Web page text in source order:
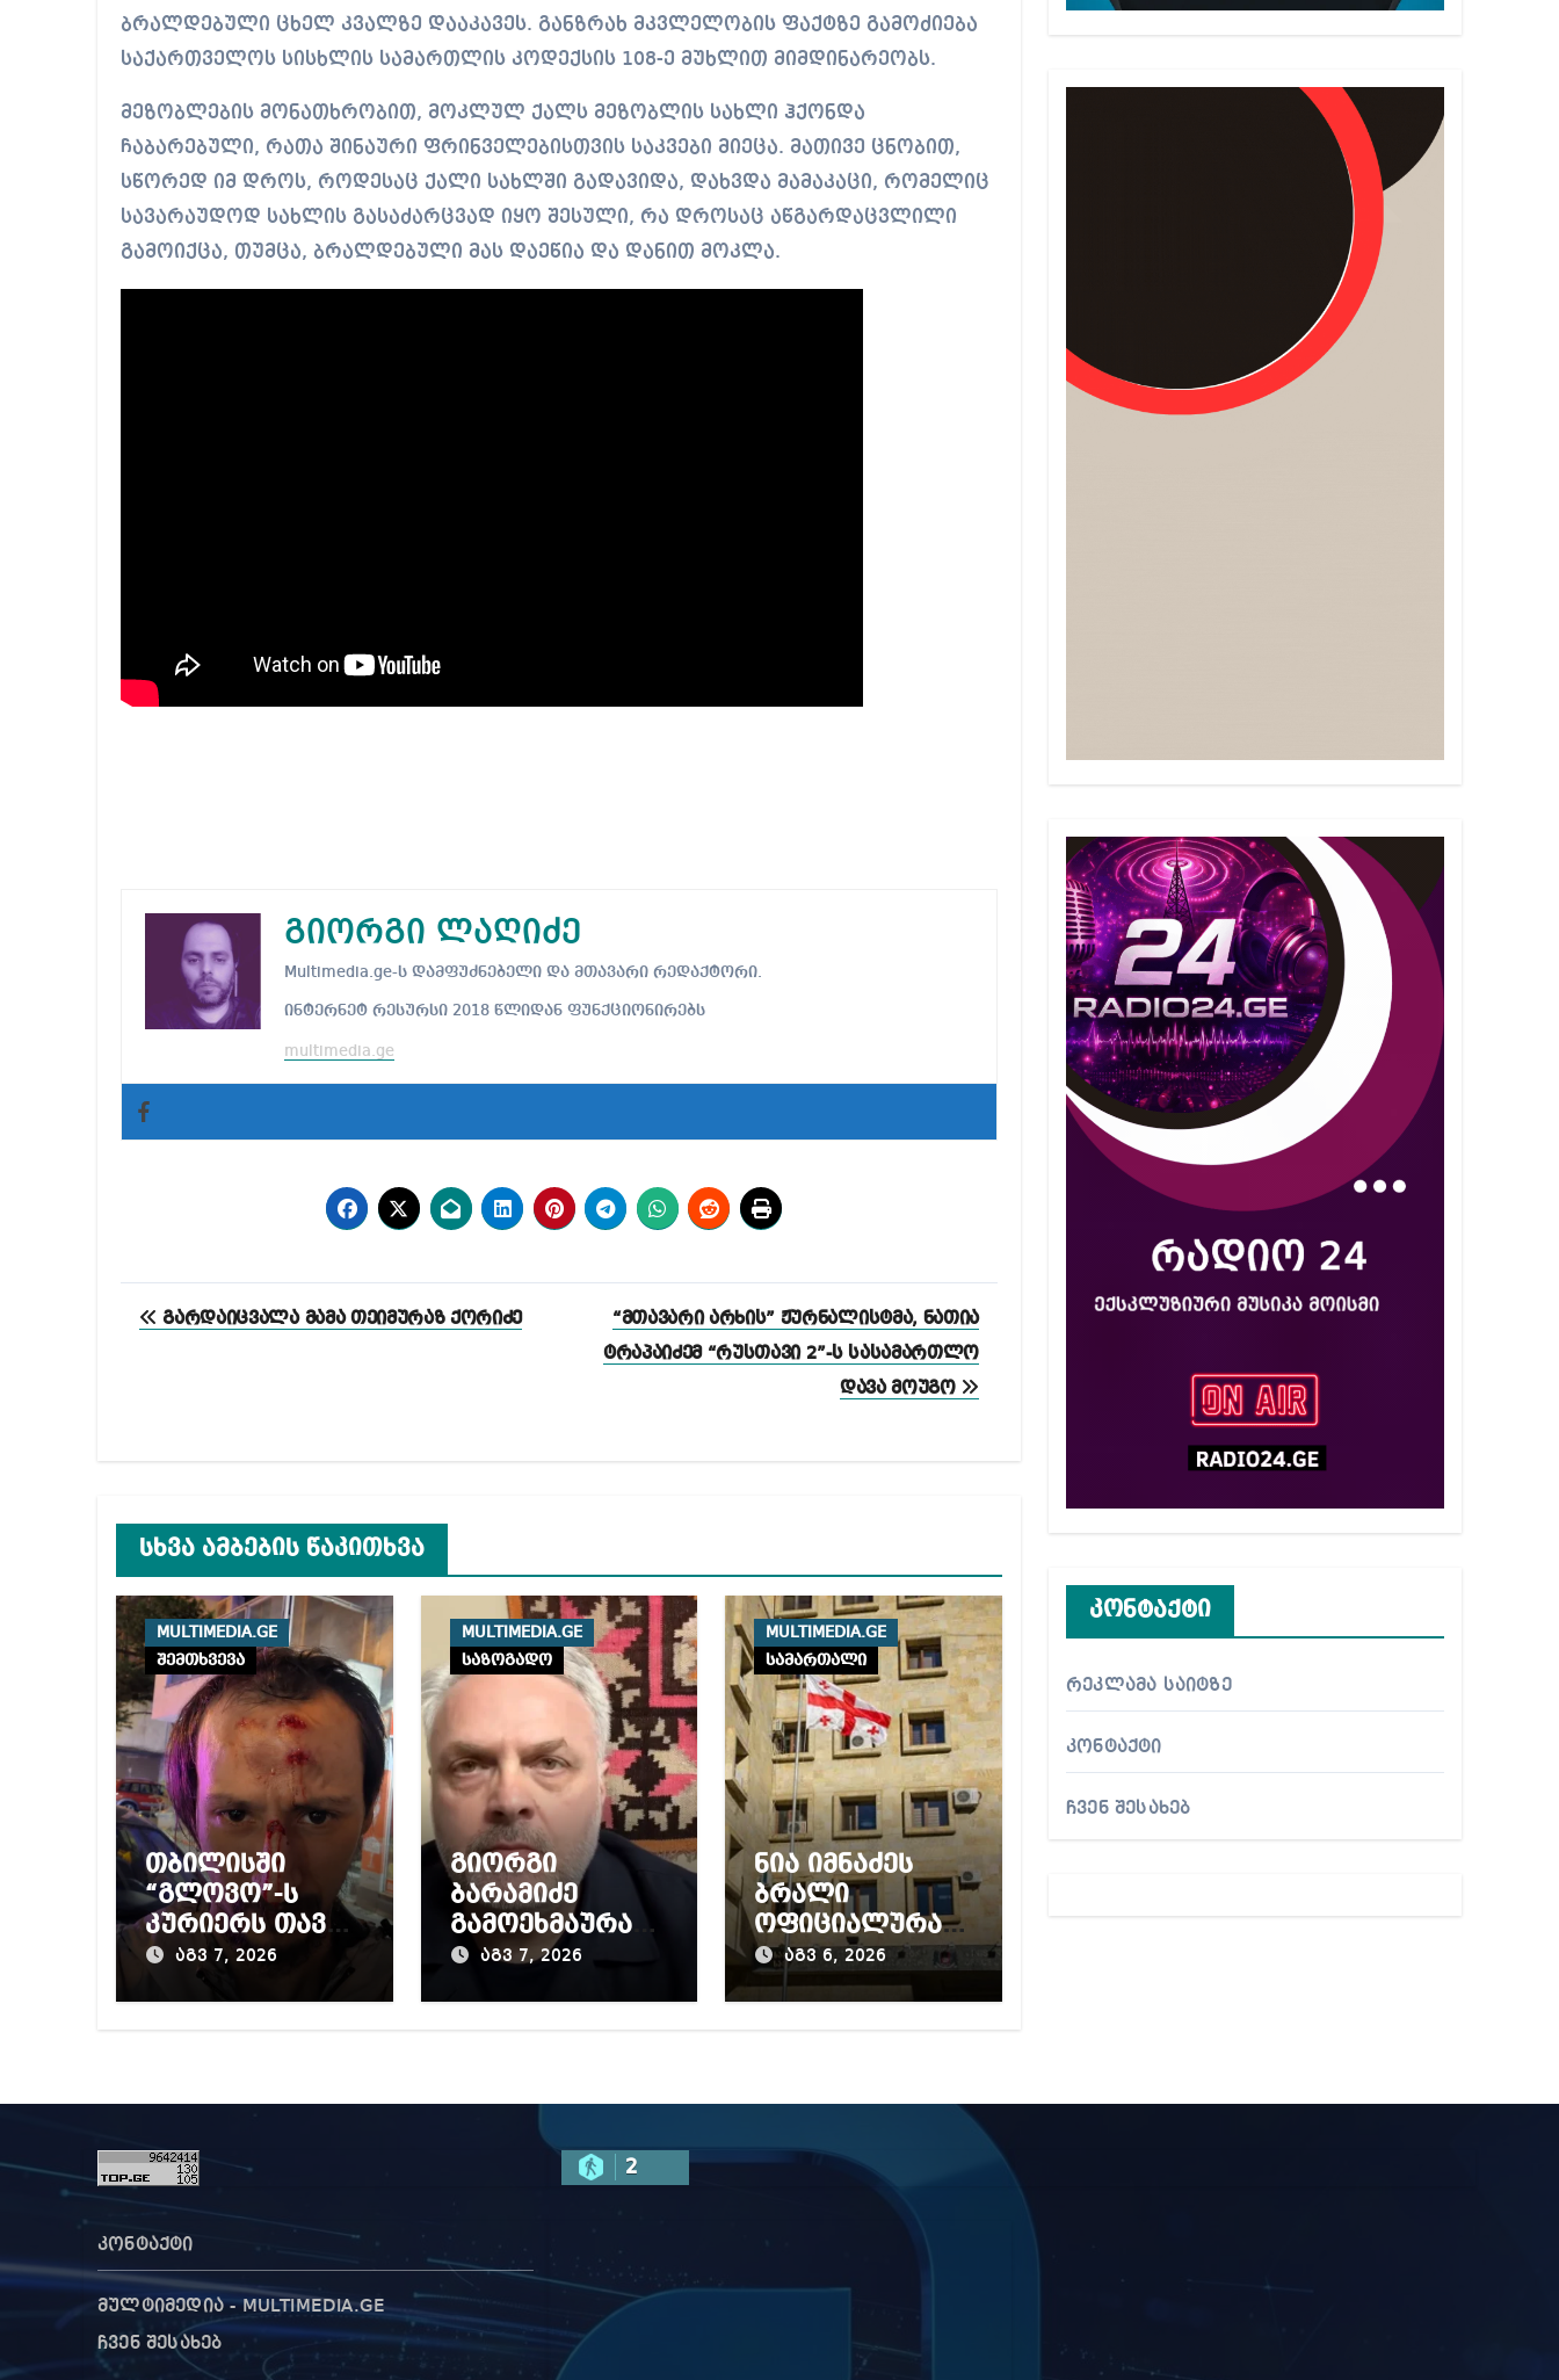
ბრალდებული ცხელ კვალზე დააკავეს. განზრახ მკვლელობის ფაქტზე გამოძიება
საქართველოს სისხლის სამართლის კოდექსის 108-ე მუხლით მიმდინარეობს.
მეზობლების მონათხრობით, მოკლულ ქალს მეზობლის სახლი ჰქონდა
ჩაბარებული, რათა შინაური ფრინველებისთვის საკვები მიეცა. მათივე ცნობით,
სწორედ იმ დროს, როდესაც ქალი სახლში გადავიდა, დახვდა მამაკაცი, რომელიც
სავარაუდოდ სახლის გასაძარცვად იყო შესული, რა დროსაც აწგარდაცვლილი
გამოიქცა, თუმცა, ბრალდებული მას დაეწია და დანით მოკლა.
გიორგი ლაღიძე
Multimedia.ge-ს დამფუძნებელი და მთავარი რედაქტორი.
ინტერნეტ რესურსი 2018 წლიდან ფუნქციონირებს
multimedia.ge
პოსტის
გარდაიცვალა მამა თეიმურაზ ქორიძე
“მთავარი არხის” ჟურნალისტმა, ნათია
ტრაპაიძემ “რუსთავი 2”-ს სასამართლო
დავა მოუგო
სხვა ამბების წაკითხვა
MULTIMEDIA.GE
შემთხვევა
თბილისში
“გლოვო”-ს
კურიერს თავს
დაესხნენ
აგვ 7, 2026
MULTIMEDIA.GE
საზოგადო
გიორგი
ბარამიძე
გამოეხმაურა
პროკურატურის
აგვ 7, 2026
MULTIMEDIA.GE
სამართალი
ნია იმნაძეს
ბრალი
ოფიციალურად
წაუყენეს –
აღნიშნული
ითვალისწინებს
აგვ 6, 2026
კონტაქტი
რეკლამა საიტზე
კონტაქტი
ჩვენ შესახებ
2
კონტაქტი
მულტიმედია - MULTIMEDIA.GE
ჩვენ შესახებ